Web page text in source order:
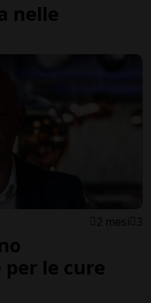
nelle
2 mesi 3
le cure